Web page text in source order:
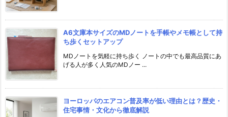
A6文庫本サイズのMDノートを手帳やメモ帳として持
ち歩くセットアップ
MDノートを気軽に持ち歩く ノートの中でも最高品質にあ
げる人が多く人気のMDノー ...
ヨーロッパのエアコン普及率が低い理由とは？歴史・
住宅事情・文化から徹底解説